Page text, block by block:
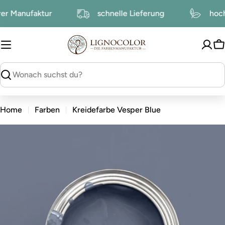
Inhalt
Manufaktur schnelle Lieferung
suchen
Home Farben Kreidefarbe Vesper Blue